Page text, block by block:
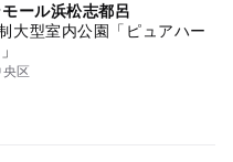
ール浜松志都呂
大型室内公園「ピュアハー
区